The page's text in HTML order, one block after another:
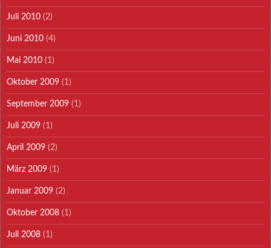
Juli 2010 (2)
Juni 2010 (4)
Mai 2010 (1)
Oktober 2009 (1)
September 2009 (1)
Juli 2009 (1)
April 2009 (2)
März 2009 (1)
Januar 2009 (2)
Oktober 2008 (1)
Juli 2008 (1)